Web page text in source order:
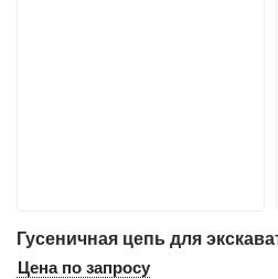
Гусеничная цепь для
Цена по запросу